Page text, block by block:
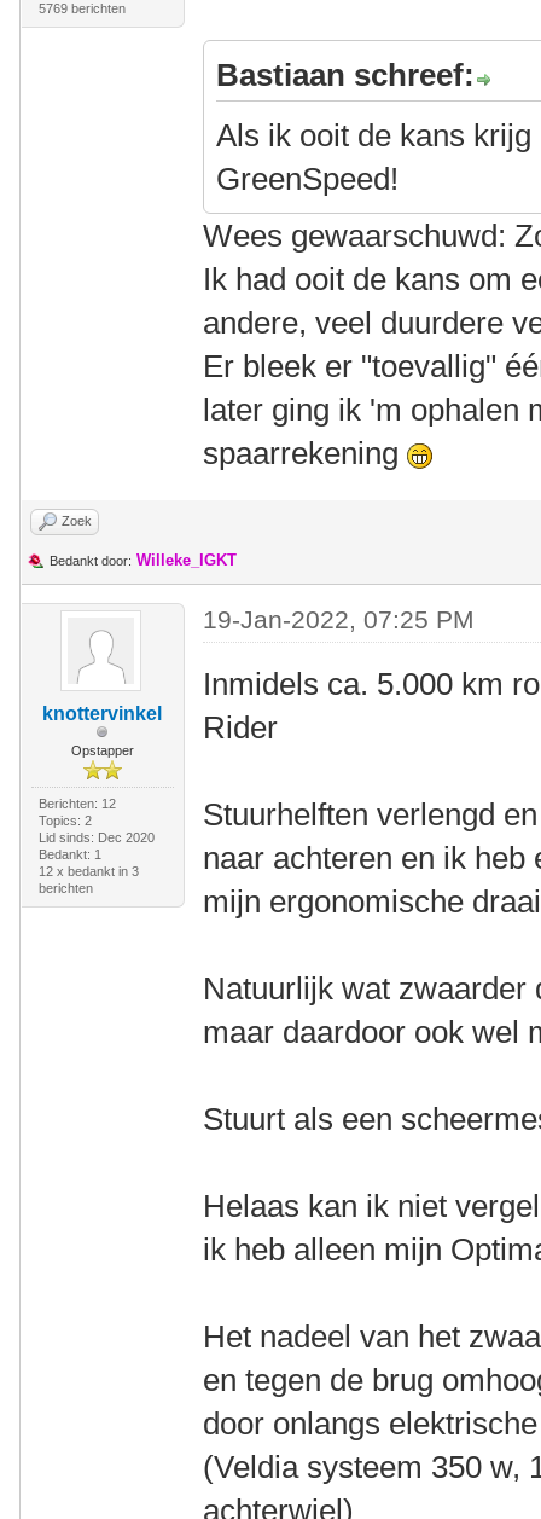
5769 berichten
Bastiaan schreef:
Als ik ooit de kans
GreenSpeed!
Wees gewaarschuwd:
Ik had ooit de kans om
andere, veel duurdere
Er bleek er "toevallig"
later ging ik 'm ophalen
spaarrekening
Zoek
Bedankt door: Willeke_IGKT
knottervinkel
Opstapper
Berichten: 12
Topics: 2
Lid sinds: Dec 2020
Bedankt: 1
12 x bedankt in 3
berichten
19-Jan-2022, 07:25 PM
Inmidels ca. 5.000 km
Rider
Stuurhelften verlengd
naar achteren en ik
mijn ergonomische
Natuurlijk wat zwaarder
maar daardoor ook wel
Stuurt als een
Helaas kan ik niet
ik heb alleen mijn
Het nadeel van het
en tegen de brug
door onlangs
(Veldia systeem 350 w,
achterwiel)